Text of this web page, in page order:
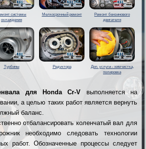
системы
охлаждения
Мелкосрочный ремонт
Ремонт бензинового
двигателя
Турбины Редуктора
Доп. услуги - химчистка,
полировка
для Honda Cr-V выполняется на
а целью таких работ является вернуть
баланс.
отбалансировать коленчатый вал для
необходимо следовать технологии
работ. Обозначенные процессы следует